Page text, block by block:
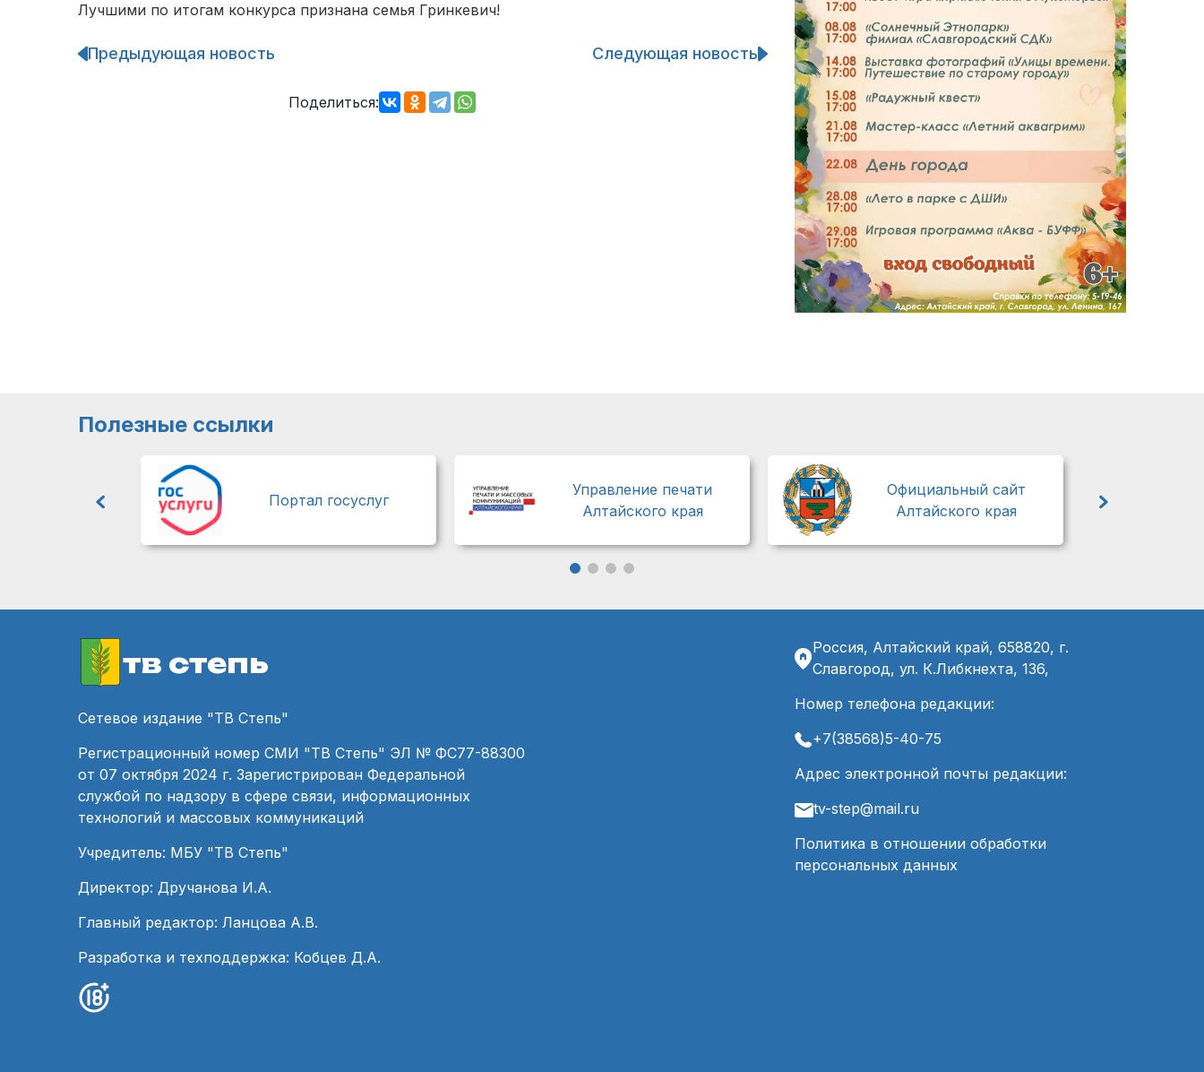
Лучшими по итогам конкурса признана семья Гринкевич!
Навигация
Предыдующая новость Следующая новость
Поделиться:
Полезные ссылки
Портал госуслуг
Управление печати
Алтайского края
Официальный сайт
Алтайского края
тв степь
Сетевое издание "ТВ Степь"
Регистрационный номер СМИ "ТВ Степь" ЭЛ № ФС77-88300
от 07 октября 2024 г. Зарегистрирован Федеральной
службой по надзору в сфере связи, информационных
технологий и массовых коммуникаций
Учредитель: МБУ "ТВ Степь"
Директор: Дручанова И.А.
Главный редактор: Ланцова А.В.
Разработка и техподдержка: Кобцев Д.А.
Россия, Алтайский край, 658820, г.
Славгород, ул. К.Либкнехта, 136,
Номер телефона редакции:
+7(38568)5-40-75
Адрес электронной почты редакции:
tv-step@mail.ru
Политика в отношении обработки
персональных данных